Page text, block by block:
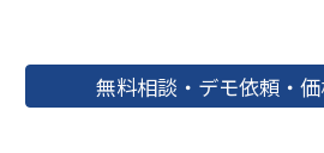
無料相談・デモ依頼・